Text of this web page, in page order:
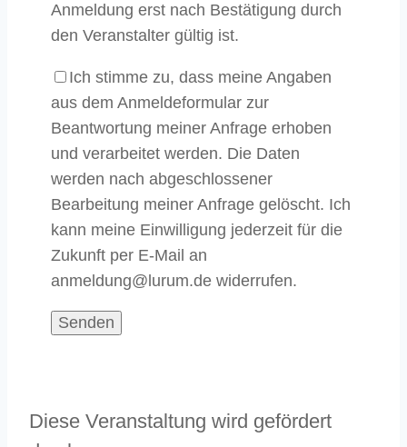
Anmeldung erst nach Bestätigung durch
den Veranstalter gültig ist.
Ich stimme zu, dass meine Angaben
aus dem Anmeldeformular zur
Beantwortung meiner Anfrage erhoben
und verarbeitet werden. Die Daten
werden nach abgeschlossener
Bearbeitung meiner Anfrage gelöscht. Ich
kann meine Einwilligung jederzeit für die
Zukunft per E-Mail an
anmeldung@lurum.de widerrufen.
Diese Veranstaltung wird gefördert